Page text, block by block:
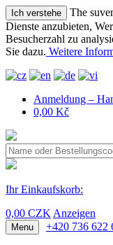
Ich verstehe
The
Dienste anzubieten,
Besucherzahl zu
Sie dazu. Weitere
Anmeldung –
0,00 Kč
Ihr Einkaufskorb:
0,00 CZK Anzeigen
Menu +420 736 622